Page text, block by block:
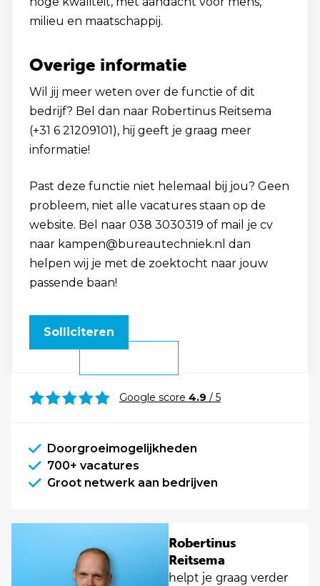
milieu en maatschappij.
Overige informatie
Wil jij meer weten over de functie of dit
bedrijf? Bel dan naar Robertinus Reitsema
(+31 6 21209101), hij geeft je graag meer
informatie!
Past deze functie niet helemaal bij jou? Geen
probleem, niet alle vacatures staan op de
website. Bel naar 038 3030319 of mail je cv
naar kampen@bureautechniek.nl dan
helpen wij je met de zoektocht naar jouw
passende baan!
Solliciteren
Google score 4.9 / 5
Doorgroeimogelijkheden
700+ vacatures
Groot netwerk aan bedrijven
Robertinus
Reitsema
helpt je graag verder